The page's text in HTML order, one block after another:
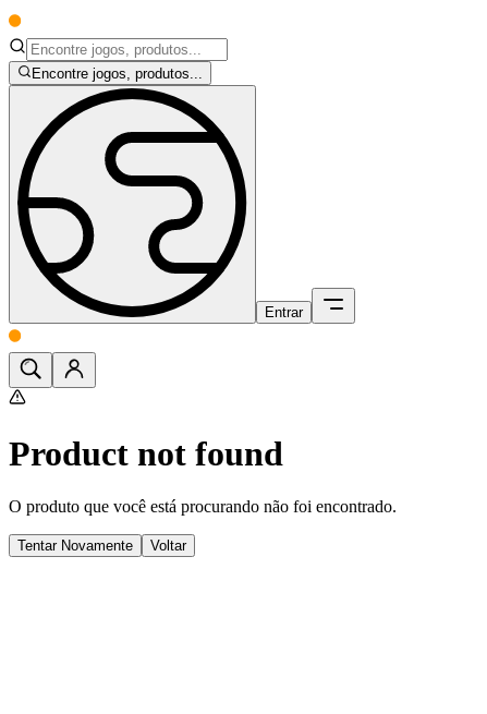
Encontre jogos, produtos...
Entrar
Product not found
O produto que você está procurando não foi encontrado.
Tentar Novamente Voltar